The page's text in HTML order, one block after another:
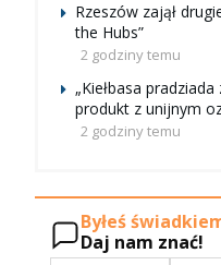
Rzeszów zajął
the Hubs”
2 godziny temu
„Kiełbasa
produkt z unijnym
2 godziny temu
Byłeś
Daj nam znać!